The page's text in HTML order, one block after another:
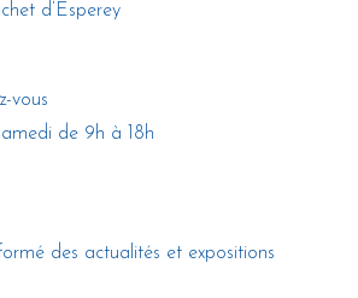
d’Esperey
vous
de 9h à 18h
des actualités et expositions